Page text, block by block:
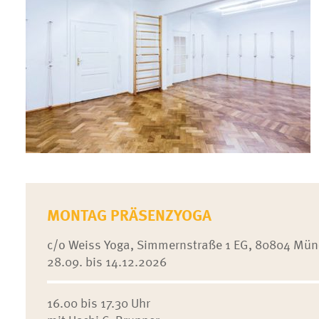
MONTAG PRÄSENZYOGA
c/o Weiss Yoga, Simmernstraße 1 EG, 80804
28.09. bis 14.12.2026
16.00 bis 17.30 Uhr